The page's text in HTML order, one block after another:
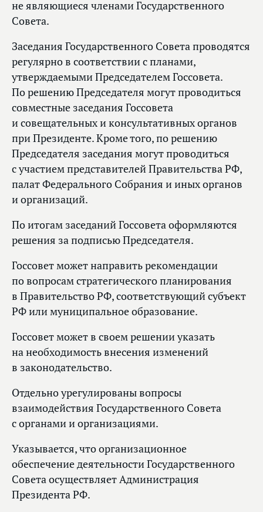
не являющиеся членами Государственного
Совета.
Заседания Государственного Совета проводятся
регулярно в соответствии с планами,
утверждаемыми Председателем Госсовета.
По решению Председателя могут проводиться
совместные заседания Госсовета
и совещательных и консультативных органов
при Президенте. Кроме того, по решению
Председателя заседания могут проводиться
с участием представителей Правительства РФ,
палат Федерального Собрания и иных органов
и организаций.
По итогам заседаний Госсовета оформляются
решения за подписью Председателя.
Госсовет может направить рекомендации
по вопросам стратегического планирования
в Правительство РФ, соответствующий субъект
РФ или муниципальное образование.
Госсовет может в своем решении указать
на необходимость внесения изменений
в законодательство.
Отдельно урегулированы вопросы
взаимодействия Государственного Совета
с органами и организациями.
Указывается, что организационное
обеспечение деятельности Государственного
Совета осуществляет Администрация
Президента РФ.